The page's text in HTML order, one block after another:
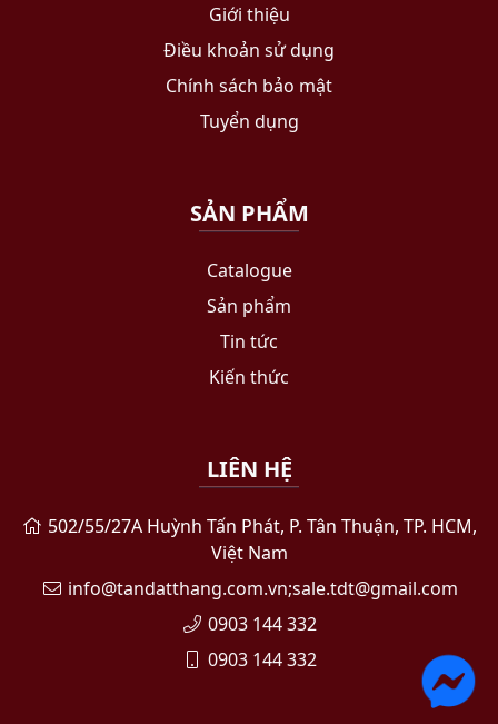
Giới thiệu
Điều khoản sử dụng
Chính sách bảo mật
Tuyển dụng
SẢN PHẨM
Catalogue
Sản phẩm
Tin tức
Kiến thức
LIÊN HỆ
502/55/27A Huỳnh Tấn Phát, P. Tân Thuận, TP. HCM,
Việt Nam
info@tandatthang.com.vn;sale.tdt@gmail.com
0903 144 332
0903 144 332